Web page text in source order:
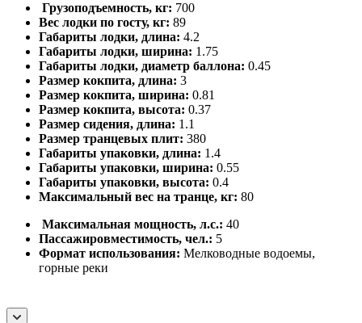
Грузоподъемность, кг: 700
Вес лодки по госту, кг: 89
Габариты лодки, длина: 4.2
Габариты лодки, ширина: 1.75
Габариты лодки, диаметр баллона: 0.45
Размер кокпита, длина: 3
Размер кокпита, ширина: 0.81
Размер кокпита, высота: 0.37
Размер сидения, длина: 1.1
Размер транцевых плит: 380
Габариты упаковки, длина: 1.4
Габариты упаковки, ширина: 0.55
Габариты упаковки, высота: 0.4
Максимальный вес на транце, кг: 80
Максимальная мощность, л.с.: 40
Пассажировместимость, чел.: 5
Формат использования: Мелководные водоемы,
горные реки